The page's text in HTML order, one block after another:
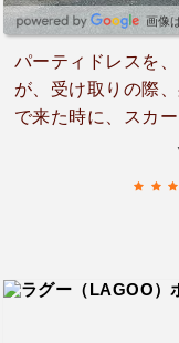
画像
パーティドレスを
が、受け取りの際
で来た時に、スカ
した。再クリーニ